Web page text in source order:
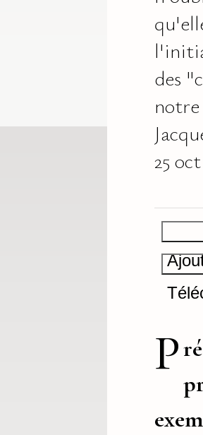
des
notre
25
P